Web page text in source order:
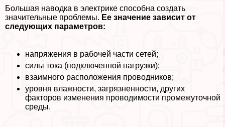
Большая наводка в электрике способна создать
значительные проблемы. Ее значение зависит от
следующих параметров:
напряжения в рабочей части сетей;
силы тока (подключенной нагрузки);
взаимного расположения проводников;
уровня влажности, загрязненности, других
факторов изменения проводимости промежуточной
среды.